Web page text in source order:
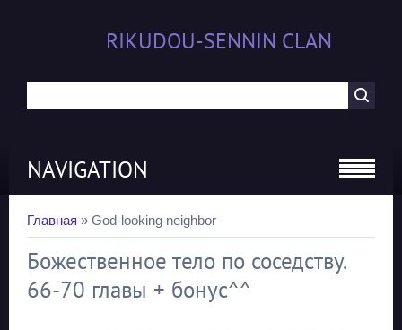
RIKUDOU-SENNIN CLAN
NAVIGATION
Главная » God-looking neighbor
Божественное тело по соседству.
66-70 главы + бонус^^